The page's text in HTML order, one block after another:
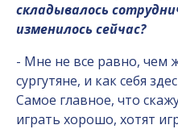
складывалось
изменилось сейчас?
- Мне не все равно, чем
сургутяне, и как себя
Самое главное, что
играть хорошо, хотят